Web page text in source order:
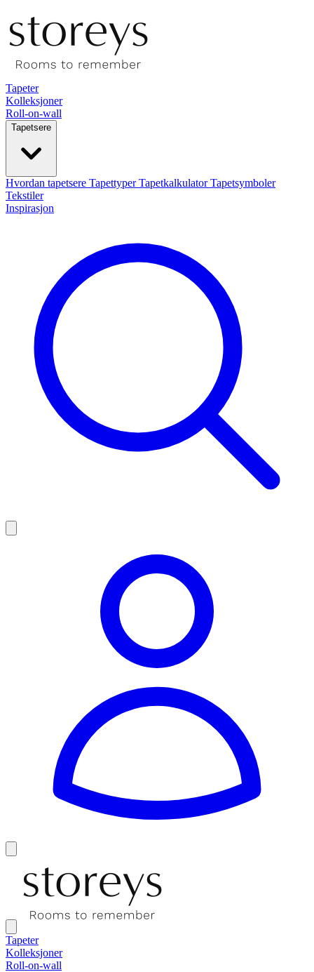
Tapeter
Kolleksjoner
Roll-on-wall
Tapetsere
Hvordan tapetsere TapettyperTapetkalkulatorTapetsymboler
Tekstiler
Inspirasjon
Tapeter
Kolleksjoner
Roll-on-wall